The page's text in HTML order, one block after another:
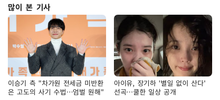
많이 본 기사
이승기 측 "차가원 전세금 미반환
은 고도의 사기 수법…엄벌 원해"
아이유, 장기하 '별일 없이 산다'
선곡…쿨한 일상 공개